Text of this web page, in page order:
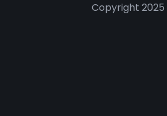
Copyright 2025